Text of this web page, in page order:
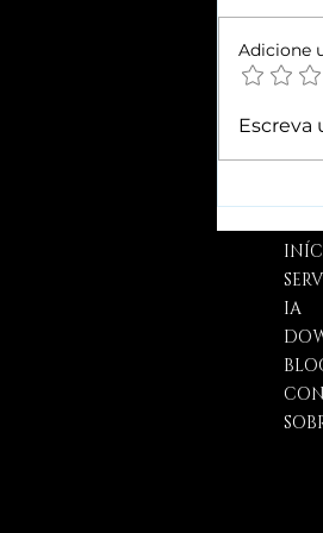
Adicione
Escreva
IA